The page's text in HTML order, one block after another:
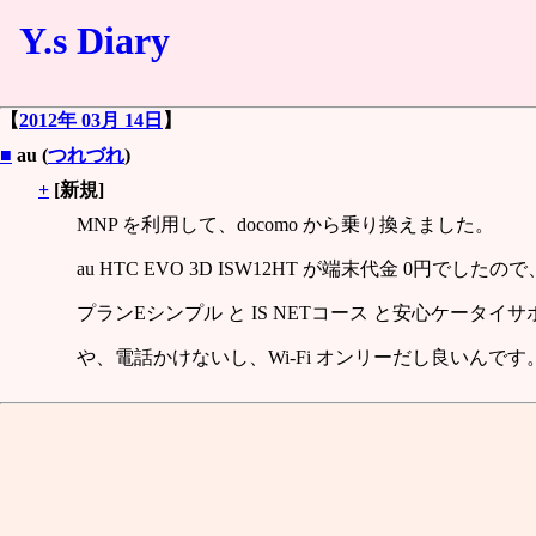
Y.s Diary
【2012年 03月 14日 】
■ au (つれづれ)
+ [新規]
MNP を利用して、docomo から乗り換えました。
au HTC EVO 3D ISW12HT が端末代金 0円でしたの
プランEシンプル と IS NETコース と安心ケータイ
や、電話かけないし、Wi-Fi オンリーだし良いんです。